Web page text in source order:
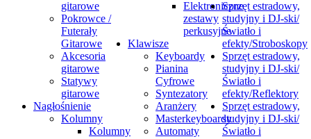
gitarowe
Pokrowce /
Futerały
Gitarowe
Akcesoria
gitarowe
Statywy
gitarowe
Nagłośnienie
Kolumny
Kolumny
Elektroniczne
zestawy
perkusyjne
Klawisze
Keyboardy
Pianina
Cyfrowe
Syntezatory
Aranżery
Masterkeyboardy
Automaty
Sprzęt estradowy,
studyjny i DJ-ski/
Światło i
efekty/Stroboskopy
Sprzęt estradowy,
studyjny i DJ-ski/
Światło i
efekty/Reflektory
Sprzęt estradowy,
studyjny i DJ-ski/
Światło i